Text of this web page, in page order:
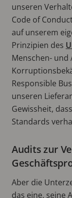
unseren
Code of
auf unserem
Prinzipien des
Menschen-
Responsible
unseren
Gewissheit,
Standards
Audits zur
Aber die
das eine, seine